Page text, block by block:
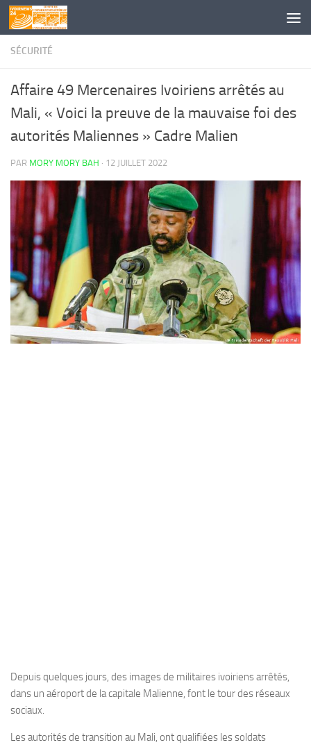
Skip to content
SÉCURITÉ
Affaire 49 Mercenaires Ivoiriens arrêtés au
Mali, « Voici la preuve de la mauvaise foi des
autorités Maliennes » Cadre Malien
PAR MORY MORY BAH · 12 JUILLET 2022
Depuis quelques jours, des images de militaires ivoiriens arrêtés,
dans un aéroport de la capitale Malienne, font le tour des réseaux
sociaux.
Les autorités de transition au Mali, ont qualifiées les soldats